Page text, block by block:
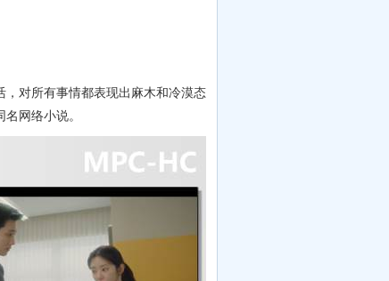
所有事情都表现出麻木和冷漠态
网络小说。